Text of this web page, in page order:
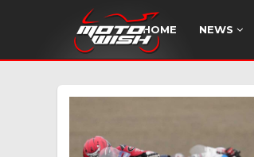
HOME NEWS